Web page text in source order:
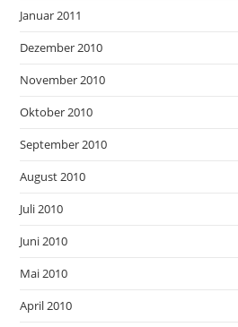
Januar 2011
Dezember 2010
November 2010
Oktober 2010
September 2010
August 2010
Juli 2010
Juni 2010
Mai 2010
April 2010